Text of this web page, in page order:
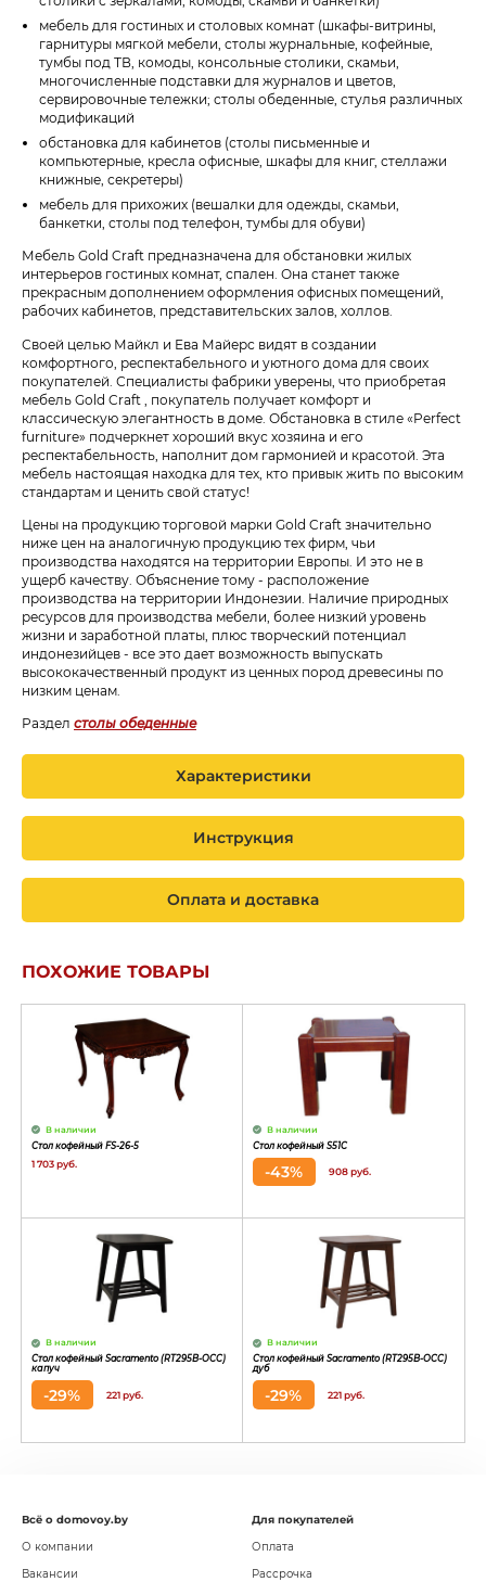
мебель для гостиных и столовых комнат (шкафы-витрины,
гарнитуры мягкой мебели, столы журнальные, кофейные,
тумбы под ТВ, комоды, консольные столики, скамьи,
многочисленные подставки для журналов и цветов,
сервировочные тележки; столы обеденные, стулья различных
модификаций
обстановка для кабинетов (столы письменные и
компьютерные, кресла офисные, шкафы для книг, стеллажи
книжные, секретеры)
мебель для прихожих (вешалки для одежды, скамьи,
банкетки, столы под телефон, тумбы для обуви)
Мебель Gold Craft предназначена для обстановки жилых
интерьеров гостиных комнат, спален. Она станет также
прекрасным дополнением оформления офисных помещений,
рабочих кабинетов, представительских залов, холлов.
Своей целью Майкл и Ева Майерс видят в создании
комфортного, респектабельного и уютного дома для своих
покупателей. Специалисты фабрики уверены, что приобретая
мебель Gold Craft , покупатель получает комфорт и
классическую элегантность в доме. Обстановка в стиле «Perfect
furniture» подчеркнет хороший вкус хозяина и его
респектабельность, наполнит дом гармонией и красотой. Эта
мебель настоящая находка для тех, кто привык жить по высоким
стандартам и ценить свой статус!
Цены на продукцию торговой марки Gold Craft значительно
ниже цен на аналогичную продукцию тех фирм, чьи
производства находятся на территории Европы. И это не в
ущерб качеству. Объяснение тому - расположение
производства на территории Индонезии. Наличие природных
ресурсов для производства мебели, более низкий уровень
жизни и заработной платы, плюс творческий потенциал
индонезийцев - все это дает возможность выпускать
высококачественный продукт из ценных пород древесины по
низким ценам.
Раздел столы обеденные
Характеристики
Инструкция
Оплата и доставка
ПОХОЖИЕ ТОВАРЫ
В наличии
Стол кофейный FS-26-5
1 703 руб.
В наличии
Стол кофейный S51C
-43% 908 руб.
В наличии
Стол кофейный Sacramento (RT295В-OCC)
капуч
-29% 221 руб.
В наличии
Стол кофейный Sacramento (RT295В-OCC)
дуб
-29% 221 руб.
Всё о domovoy.by
О компании
Вакансии
Для покупателей
Оплата
Рассрочка